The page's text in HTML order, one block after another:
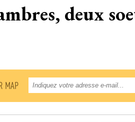
deux
MAP